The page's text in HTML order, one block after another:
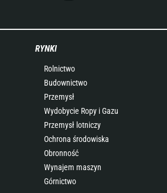
RYNKI
Rolnictwo
Budownictwo
Przemysł
Wydobycie Ropy i Gazu
Przemysł lotniczy
Ochrona środowiska
Obronność
Wynajem maszyn
Górnictwo